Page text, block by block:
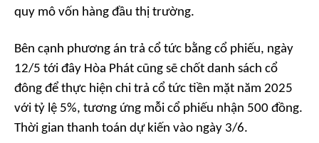
quy mô vốn hàng đầu thị trường.
Bên cạnh phương án trả cổ tức bằng cổ phiếu, ngày
12/5 tới đây Hòa Phát cũng sẽ chốt danh sách cổ
đông để thực hiện chi trả cổ tức tiền mặt năm 2025
với tỷ lệ 5%, tương ứng mỗi cổ phiếu nhận 500 đồng.
Thời gian thanh toán dự kiến vào ngày 3/6.